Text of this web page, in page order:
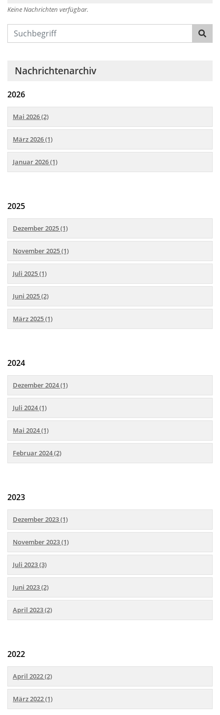
Keine Nachrichten verfügbar.
Nachrichtenarchiv
2026
Mai 2026 (2)
März 2026 (1)
Januar 2026 (1)
2025
Dezember 2025 (1)
November 2025 (1)
Juli 2025 (1)
Juni 2025 (2)
März 2025 (1)
2024
Dezember 2024 (1)
Juli 2024 (1)
Mai 2024 (1)
Februar 2024 (2)
2023
Dezember 2023 (1)
November 2023 (1)
Juli 2023 (3)
Juni 2023 (2)
April 2023 (2)
2022
April 2022 (2)
März 2022 (1)